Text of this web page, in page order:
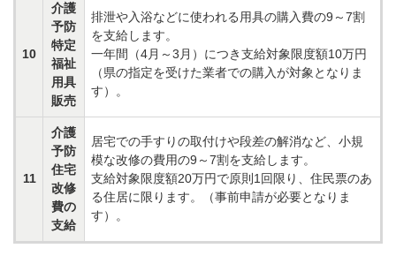
10
介護
予防
特定
福祉
用具
販売
排泄や入浴などに使われる用具の購入費の9～7割
を支給します。
一年間（4月～3月）につき支給対象限度額10万円
（県の指定を受けた業者での購入が対象となりま
す）。
11
介護
予防
住宅
改修
費の
支給
居宅での手すりの取付けや段差の解消など、小規
模な改修の費用の9～7割を支給します。
支給対象限度額20万円で原則1回限り、住民票のあ
る住居に限ります。（事前申請が必要となりま
す）。